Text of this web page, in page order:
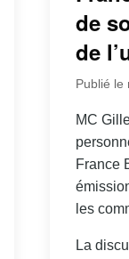
de
de
Publié le
MC
France
les
La